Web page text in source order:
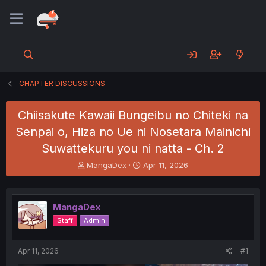
CHAPTER DISCUSSIONS
Chiisakute Kawaii Bungeibu no Chiteki na
Senpai o, Hiza no Ue ni Nosetara Mainichi
Suwattekuru you ni natta - Ch. 2
T
h
e
a
d
s
t
MangaDex
S
t
r
t
Apr 11, 2026
MangaDex
Staff Admin
Apr 11, 2026 #1